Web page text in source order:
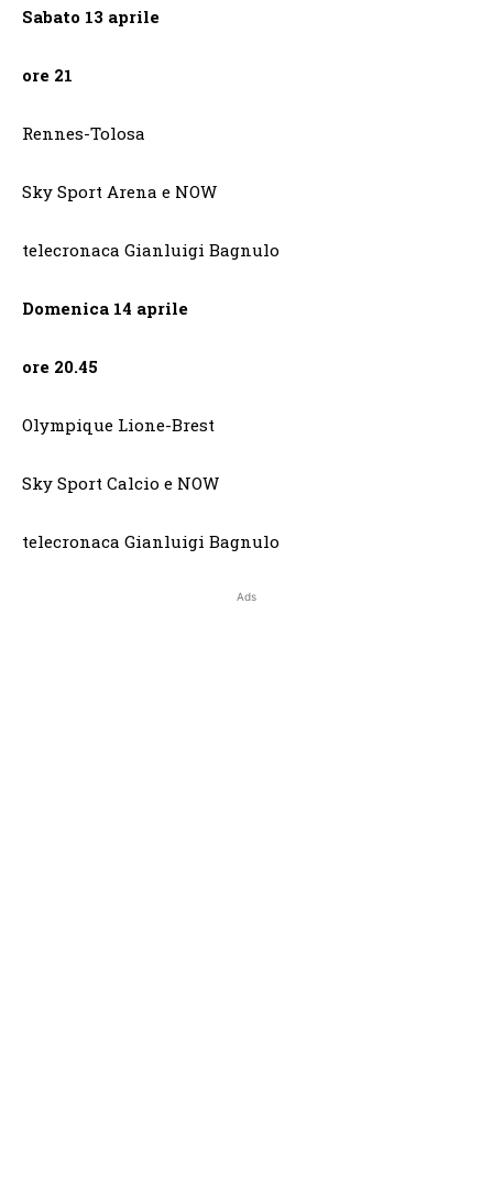
Sabato 13 aprile
ore 21
Rennes-Tolosa
Sky Sport Arena e NOW
telecronaca Gianluigi Bagnulo
Domenica 14 aprile
ore 20.45
Olympique Lione-Brest
Sky Sport Calcio e NOW
telecronaca Gianluigi Bagnulo
Ads